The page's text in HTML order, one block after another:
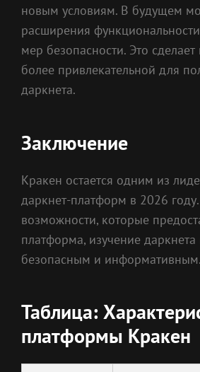
новым условиям. В будущем
расширения
мер безопасности. Это
более привлекательной для
даркнета.
Заключение
Кракен остается одним из
даркнет-платформ в 2026
возможности, которые
платформа, изучение даркнета
безопасным и информативным.
Таблица:
платформы Кракен